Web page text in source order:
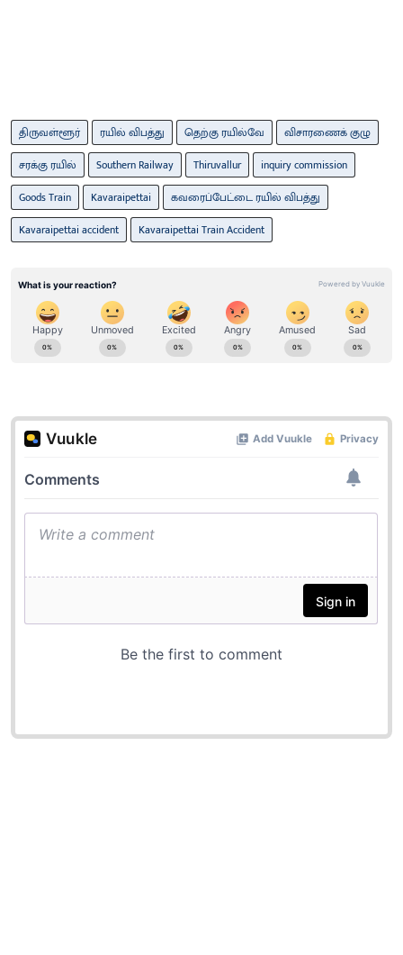
திருவள்ளூர் ரயில் விபத்து தெற்கு ரயில்வே
விசாரணைக் குழு
சரக்கு ரயில்
Southern Railway Thiruvallur
inquiry commission
Goods Train
Kavaraipettai
கவரைப்பேட்டை ரயில் விபத்து
Kavaraipettai accident
Kavaraipettai Train Accident